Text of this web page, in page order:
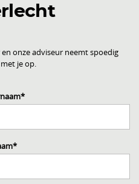
onze adviseur neemt spoedig
je op.
*
*